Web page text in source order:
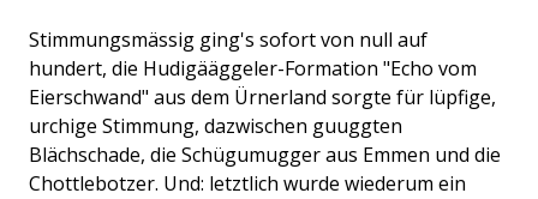
Stimmungsmässig ging's sofort von null auf
hundert, die Hudigääggeler-Formation "Echo vom
Eierschwand" aus dem Ürnerland sorgte für lüpfige,
urchige Stimmung, dazwischen guuggten
Blächschade, die Schügumugger aus Emmen und die
Chottlebotzer. Und: letztlich wurde wiederum ein